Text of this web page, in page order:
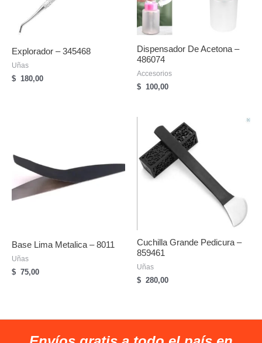
Explorador – 345468
Uñas
$ 180,00
Dispensador De Acetona –
486074
Accesorios
$ 100,00
Base Lima Metalica – 8011
Uñas
$ 75,00
Cuchilla Grande Pedicura –
859461
Uñas
$ 280,00